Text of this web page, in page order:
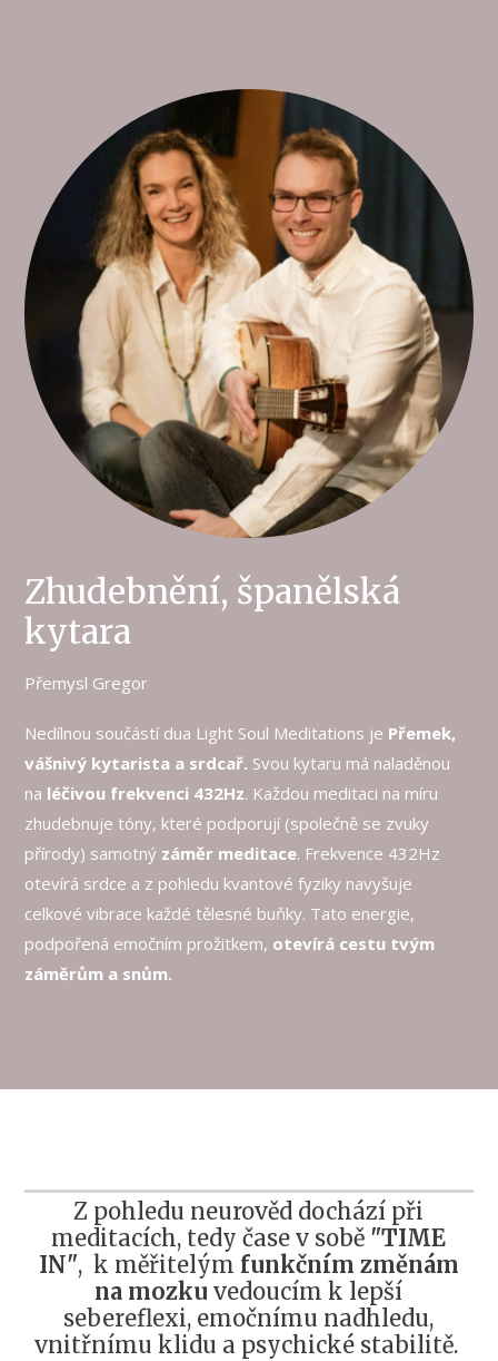
Zhudebnění, španělská
kytara
Přemysl Gregor
Nedílnou součástí dua Light Soul Meditations je Přemek,
vášnivý kytarista a srdcař. Svou kytaru má naladěnou
na léčivou frekvenci 432Hz. Každou meditaci na míru
zhudebnuje tóny, které podporují (společně se zvuky
přírody) samotný záměr meditace. Frekvence 432Hz
otevírá srdce a z pohledu kvantové fyziky navyšuje
celkové vibrace každé tělesné buňky. Tato energie,
podpořená emočním prožitkem, otevírá cestu tvým
záměrům a snům.
Z pohledu neurověd dochází při
meditacích, tedy čase v sobě "TIME
IN", k měřitelým funkčním změnám
na mozku vedoucím k lepší
sebereflexi, emočnímu nadhledu,
vnitřnímu klidu a psychické stabilitě.